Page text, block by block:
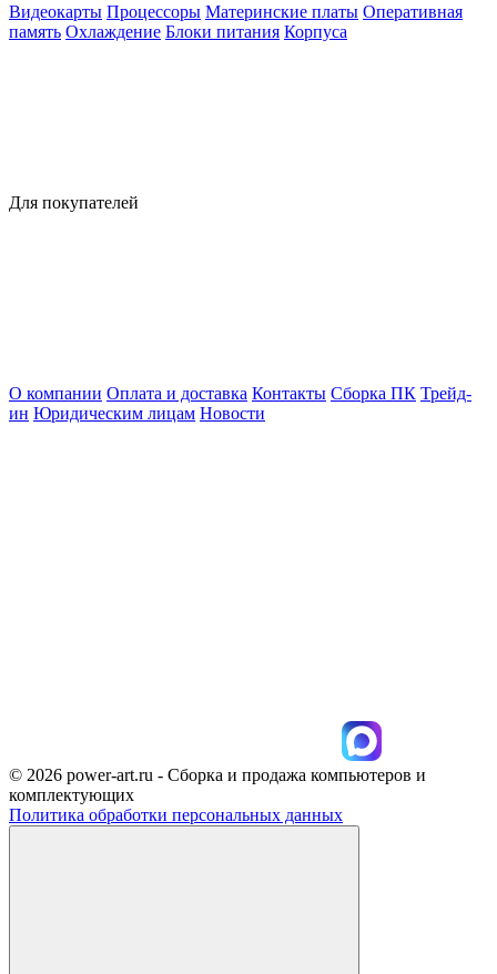
Видеокарты Процессоры Материнские платы Оперативная
память Охлаждение Блоки питания Корпуса
Для покупателей
О компании Оплата и доставка Контакты Сборка ПК Трейд-
ин Юридическим лицам Новости
© 2026 power-art.ru - Сборка и продажа компьютеров и
комплектующих
Политика обработки персональных данных